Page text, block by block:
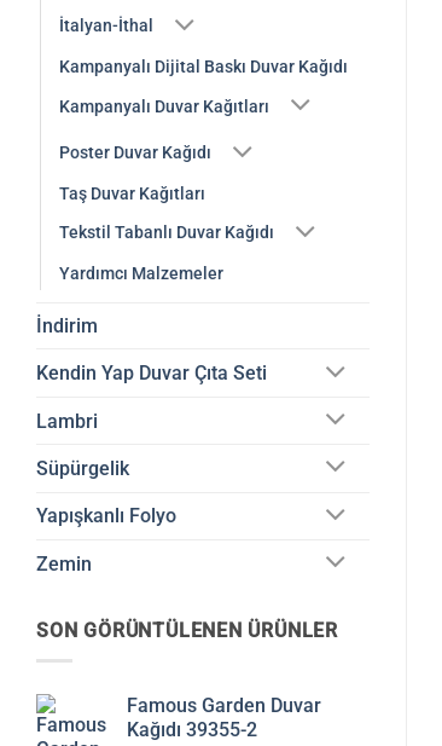
İtalyan-İthal
Kampanyalı Dijital Baskı Duvar Kağıdı
Kampanyalı Duvar Kağıtları
Poster Duvar Kağıdı
Taş Duvar Kağıtları
Tekstil Tabanlı Duvar Kağıdı
Yardımcı Malzemeler
İndirim
Kendin Yap Duvar Çıta Seti
Lambri
Süpürgelik
Yapışkanlı Folyo
Zemin
SON GÖRÜNTÜLENEN ÜRÜNLER
Famous Garden Duvar
Kağıdı 39355-2